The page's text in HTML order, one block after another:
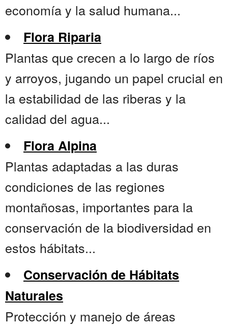
economía y la salud humana...
Flora Riparia
Plantas que crecen a lo largo de ríos
y arroyos, jugando un papel crucial en
la estabilidad de las riberas y la
calidad del agua...
Flora Alpina
Plantas adaptadas a las duras
condiciones de las regiones
montañosas, importantes para la
conservación de la biodiversidad en
estos hábitats...
Conservación de Hábitats
Naturales
Protección y manejo de áreas